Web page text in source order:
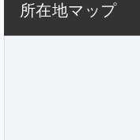
所在地マップ